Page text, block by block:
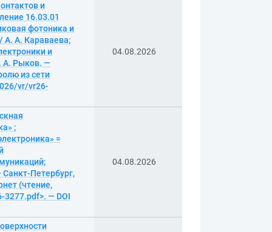
и
16.03.01
фотоника и
А. А. Караваева;
и
А. Рыков. —
из сети
vr/vr26-
04.08.2026
;
=
Петербург,
(чтение,
— DOI
04.08.2026